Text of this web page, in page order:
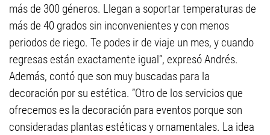
más de 300 géneros. Llegan a soportar temperaturas de
más de 40 grados sin inconvenientes y con menos
periodos de riego. Te podes ir de viaje un mes, y cuando
regresas están exactamente igual”, expresó Andrés.
Además, contó que son muy buscadas para la
decoración por su estética. ”Otro de los servicios que
ofrecemos es la decoración para eventos porque son
consideradas plantas estéticas y ornamentales. La idea